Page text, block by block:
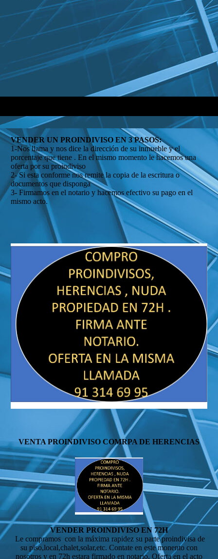
VENDER UN PROINDIVISO EN 3 PASOS:
1-Nos llama y nos dice la dirección de su inmueble y el
porcentaje que tiene . En el mismo momento le hacemos una
oferta por su proindiviso
2- Si esta conforme nos remite la copia de la escritura o
documentos que disponga
3- Firmamos en el notario y hacemos efectivo su pago en el
mismo acto.
VENTA PROINDIVISO COMRPA DE HERENCIAS
VENDER PROINDIVISO EN 72H
Le compramos con la máxima rapidez su parte proindivisa de
su piso,local,chalet,solar,etc. Contate en este monento con
nosotros y en 72h estara firmado en notario. Oferta en el acto